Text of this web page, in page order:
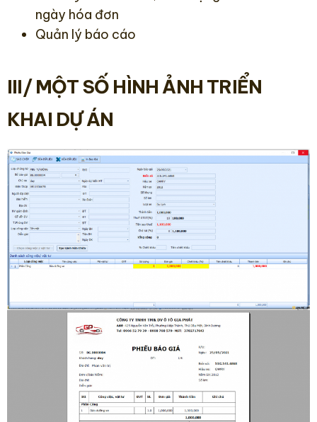
ngày hóa đơn
Quản lý báo cáo
III/ MỘT SỐ HÌNH ẢNH TRIỂN
KHAI DỰ ÁN